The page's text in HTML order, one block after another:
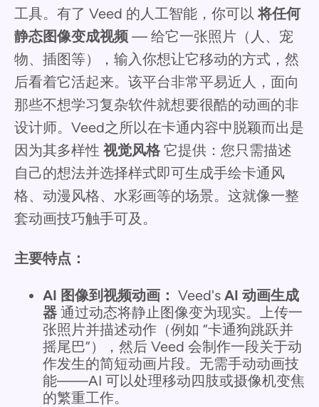
工具。有了 Veed 的人工智能，你可以将任何
静态图像变成视频 — 给它一张照片（人、宠
物、插图等），输入你想让它移动的方式，然
后看着它活起来。该平台非常平易近人，面向
那些不想学习复杂软件就想要很酷的动画的非
设计师。Veed之所以在卡通内容中脱颖而出是
因为其多样性 视觉风格 它提供：您只需描述
自己的想法并选择样式即可生成手绘卡通风
格、动漫风格、水彩画等的场景。这就像一整
套动画技巧触手可及。
主要特点：
AI 图像到视频动画： Veed's AI 动画生成
器 通过动态将静止图像变为现实。上传一
张照片并描述动作（例如 “卡通狗跳跃并
摇尾巴”），然后 Veed 会制作一段关于动
作发生的简短动画片段。无需手动动画技
能——AI 可以处理移动四肢或摄像机变焦
的繁重工作。